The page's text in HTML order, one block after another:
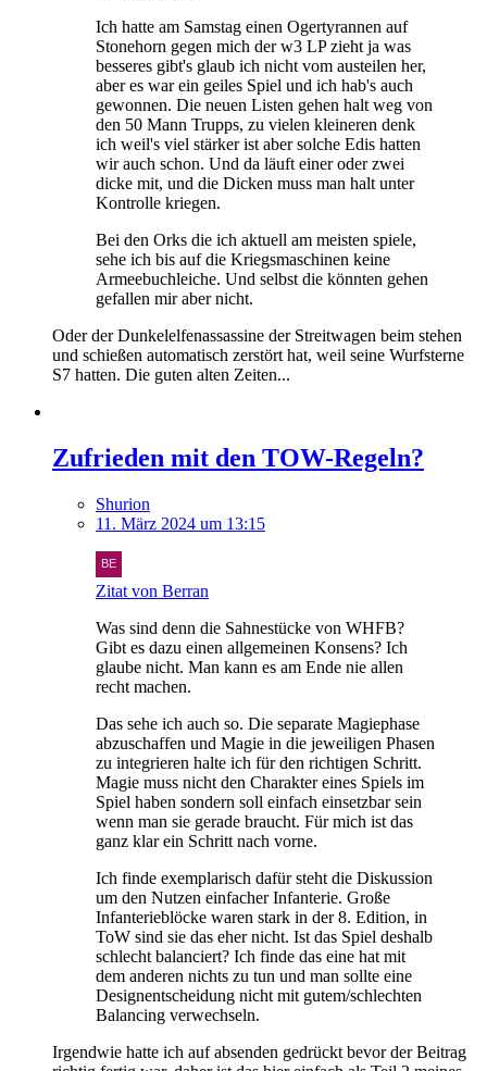
Ich hatte am Samstag einen Ogertyrannen auf
Stonehorn gegen mich der w3 LP zieht ja was
besseres gibt's glaub ich nicht vom austeilen her,
aber es war ein geiles Spiel und ich hab's auch
gewonnen. Die neuen Listen gehen halt weg von
den 50 Mann Trupps, zu vielen kleineren denk
ich weil's viel stärker ist aber solche Edis hatten
wir auch schon. Und da läuft einer oder zwei
dicke mit, und die Dicken muss man halt unter
Kontrolle kriegen.
Bei den Orks die ich aktuell am meisten spiele,
sehe ich bis auf die Kriegsmaschinen keine
Armeebuchleiche. Und selbst die könnten gehen
gefallen mir aber nicht.
Oder der Dunkelelfenassassine der Streitwagen beim stehen
und schießen automatisch zerstört hat, weil seine Wurfsterne
S7 hatten. Die guten alten Zeiten...
Zufrieden mit den TOW-Regeln?
Shurion
11. März 2024 um 13:15
Zitat von Berran
Was sind denn die Sahnestücke von WHFB?
Gibt es dazu einen allgemeinen Konsens? Ich
glaube nicht. Man kann es am Ende nie allen
recht machen.
Das sehe ich auch so. Die separate Magiephase
abzuschaffen und Magie in die jeweiligen Phasen
zu integrieren halte ich für den richtigen Schritt.
Magie muss nicht den Charakter eines Spiels im
Spiel haben sondern soll einfach einsetzbar sein
wenn man sie gerade braucht. Für mich ist das
ganz klar ein Schritt nach vorne.
Ich finde exemplarisch dafür steht die Diskussion
um den Nutzen einfacher Infanterie. Große
Infanterieblöcke waren stark in der 8. Edition, in
ToW sind sie das eher nicht. Ist das Spiel deshalb
schlecht balanciert? Ich finde das eine hat mit
dem anderen nichts zu tun und man sollte eine
Designentscheidung nicht mit gutem/schlechten
Balancing verwechseln.
Irgendwie hatte ich auf absenden gedrückt bevor der Beitrag